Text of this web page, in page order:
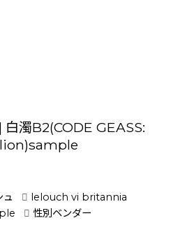
濁B2(CODE GEASS:
ュ
lelouch vi britannia
性別ベンダー